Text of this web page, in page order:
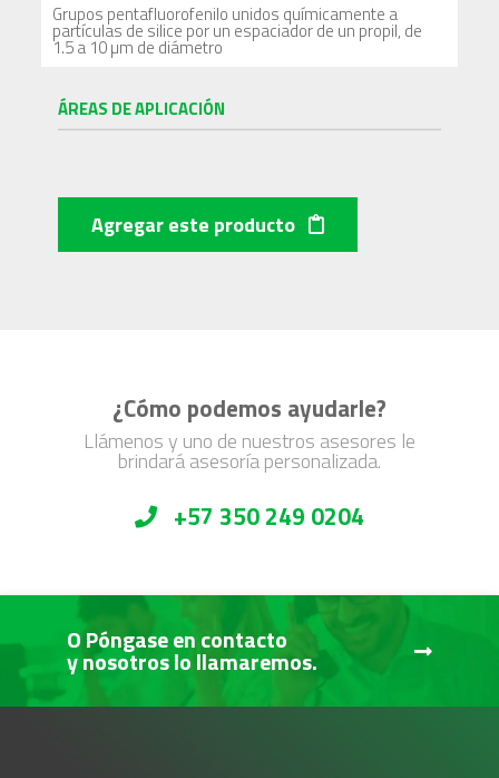
Grupos pentafluorofenilo unidos químicamente a
partículas de silice por un espaciador de un propil, de
1.5 a 10 µm de diámetro
ÁREAS DE APLICACIÓN
Agregar este producto
¿Cómo podemos ayudarle?
Llámenos y uno de nuestros asesores le
brindará asesoría personalizada.
+57 350 249 0204
O Póngase en contacto
y nosotros lo llamaremos.